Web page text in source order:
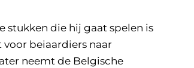
stukken die hij gaat spelen is
beiaardiers naar
neemt de Belgische